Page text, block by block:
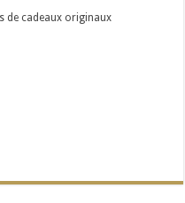
de cadeaux originaux